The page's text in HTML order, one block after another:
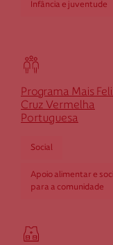
Cruz
Rua Nossa Sra.
253 655 143
Cruz
Infância e juventude
Programa Mais
Cruz Vermelha
Portuguesa
Social
Apoio alimentar e
para a comunidade